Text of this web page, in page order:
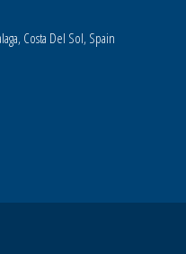
Costa Del Sol, Spain